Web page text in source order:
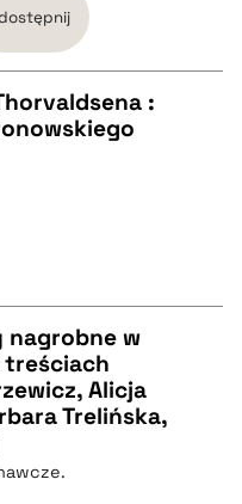
:
nagrobne w
treściach
Alicja
Trelińska,